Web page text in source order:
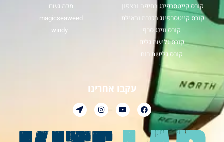
קורס קייטסרפינג בחיפה ובצפון
קורס קייטסרפינג בכנרת ובאילת
קורס ווינג סרף
קורס גלישת גלים
קורס גלישת רוח
מכמ גשם
magicseaweed
windy
עקבו אחרינו